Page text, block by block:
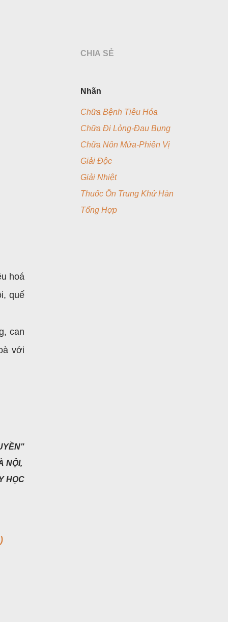
hoá
quế
can
với
NỘI,
HỌC
CHIA SẺ
Nhãn
Chữa Bệnh Tiêu Hóa
Chữa Đi Lỏng-Đau Bụng
Chữa Nôn Mửa-Phiên Vị
Giải Độc
Giải Nhiệt
Thuốc Ôn Trung Khử Hàn
Tổng Hợp